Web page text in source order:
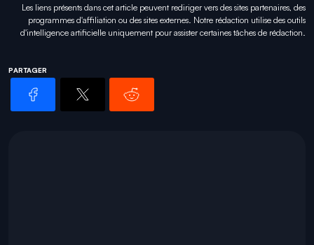
Les liens présents dans cet article peuvent rediriger vers des sites partenaires, des
programmes d'affiliation ou des sites externes. Notre rédaction utilise des outils
d'intelligence artificielle uniquement pourassister certaines tâches de rédaction.
PARTAGER